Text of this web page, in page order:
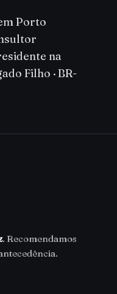
Porto
na
Filho · BR-
. Recomendamos